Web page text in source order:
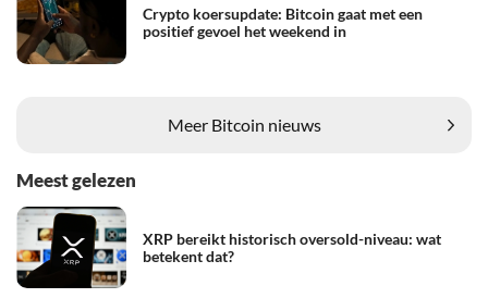
Crypto koersupdate: Bitcoin gaat met een
positief gevoel het weekend in
Meer Bitcoin nieuws
Meest gelezen
XRP bereikt historisch oversold-niveau: wat
betekent dat?